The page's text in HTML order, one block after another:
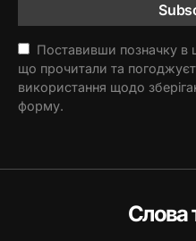
Поставивши позначку в
що прочитали та
використання щодо
форму.
Слова